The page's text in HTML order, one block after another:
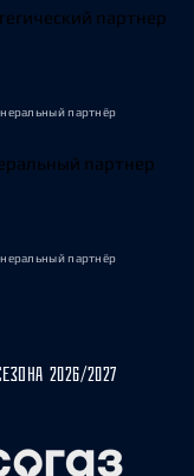
партнёр
партнёр
2026/2027